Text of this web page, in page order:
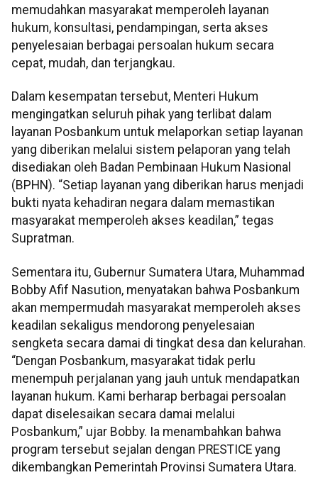
memudahkan masyarakat memperoleh layanan
hukum, konsultasi, pendampingan, serta akses
penyelesaian berbagai persoalan hukum secara
cepat, mudah, dan terjangkau.
Dalam kesempatan tersebut, Menteri Hukum
mengingatkan seluruh pihak yang terlibat dalam
layanan Posbankum untuk melaporkan setiap layanan
yang diberikan melalui sistem pelaporan yang telah
disediakan oleh Badan Pembinaan Hukum Nasional
(BPHN). “Setiap layanan yang diberikan harus menjadi
bukti nyata kehadiran negara dalam memastikan
masyarakat memperoleh akses keadilan,” tegas
Supratman.
Sementara itu, Gubernur Sumatera Utara, Muhammad
Bobby Afif Nasution, menyatakan bahwa Posbankum
akan mempermudah masyarakat memperoleh akses
keadilan sekaligus mendorong penyelesaian
sengketa secara damai di tingkat desa dan kelurahan.
“Dengan Posbankum, masyarakat tidak perlu
menempuh perjalanan yang jauh untuk mendapatkan
layanan hukum. Kami berharap berbagai persoalan
dapat diselesaikan secara damai melalui
Posbankum,” ujar Bobby. Ia menambahkan bahwa
program tersebut sejalan dengan PRESTICE yang
dikembangkan Pemerintah Provinsi Sumatera Utara.